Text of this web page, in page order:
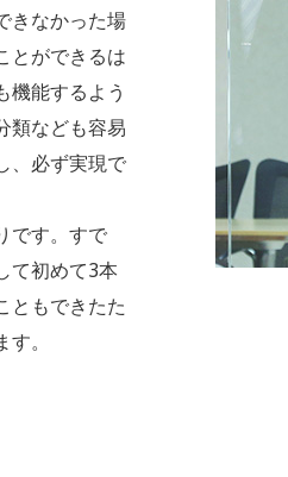
きなかった場
とができるは
機能するよう
類なども容易
、必ず実現で
です。すで
て初めて3本
ともできたた
。